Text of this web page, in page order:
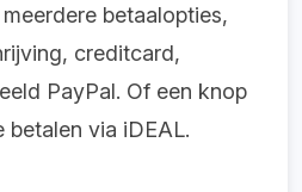
betaalopties,
creditcard,
PayPal. Of een knop
betalen via iDEAL.